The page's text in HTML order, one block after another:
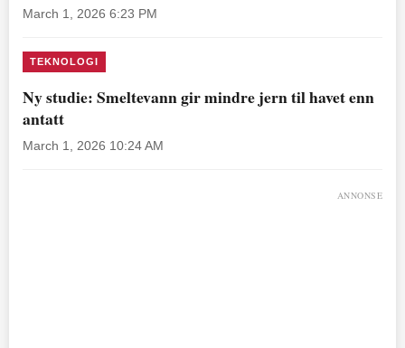
March 1, 2026 6:23 PM
TEKNOLOGI
Ny studie: Smeltevann gir mindre jern til havet enn
antatt
March 1, 2026 10:24 AM
ANNONSE